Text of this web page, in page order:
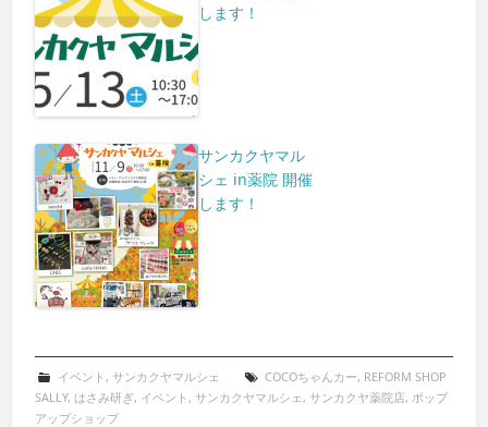
します！
サンカクヤマル
シェ in薬院 開催
します！
イベント , サンカクヤマルシェ COCOちゃんカー, REFORM SHOP
SALLY, はさみ研ぎ, イベント , サンカクヤマルシェ , サンカクヤ薬院店, ポップ
アップショップ